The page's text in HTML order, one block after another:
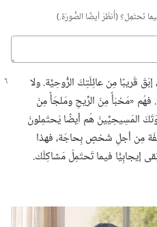
نَحتَمِل؟‏ (‏أُنظُرْ أيضًا الصُّورَة.‏)‏
قَريبًا مِن عائِلَتِكَ الرُّوحِيَّة.‏ ولا
«مَخبَأٌ مِنَ الرِّيحِ ومَلجَأٌ مِنَ
المَسِيحِيِّينَ هُم أيضًا يَحتَمِلونَ
مِن أجلِ شَخصٍ بِحاجَة،‏ فهذا
إيجابِيًّا فيما تَحتَمِلُ مَشاكِلَك.‏